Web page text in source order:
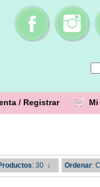
/ Registrar
: 30 ↓ Ordenar: